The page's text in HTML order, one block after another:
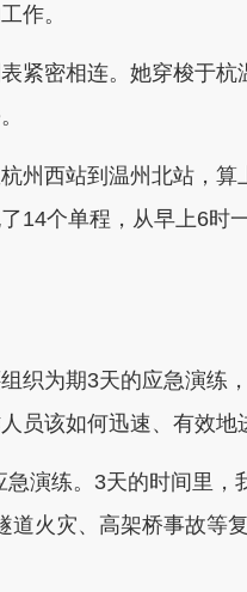
作。
密相连。她穿梭于杭
州西站到温州北站，算
14个单程，从早上6时
为期3天的应急演练
员该如何迅速、有效地
演练。3天的时间里，
火灾、高架桥事故等